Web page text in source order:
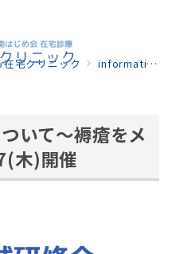
宅クリニック information
いて～褥瘡をメ
木)開催